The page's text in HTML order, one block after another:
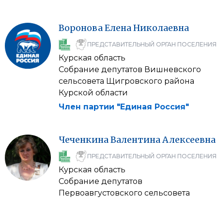
ВороноваЕленаНиколаевна
ПРЕДСТАВИТЕЛЬНЫЙ ОРГАН ПОСЕЛЕНИЯ
Курская область
Собрание депутатов Вишневского
сельсовета Щигровского района
Курской области
Член партии "Единая Россия"
ЧеченкинаВалентинаАлексеевна
ПРЕДСТАВИТЕЛЬНЫЙ ОРГАН ПОСЕЛЕНИЯ
Курская область
Собрание депутатов
Первоавгустовского сельсовета